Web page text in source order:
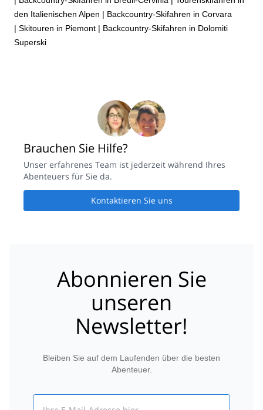
den Italienischen Alpen | Backcountry-Skifahren in Corvara
| Skitouren in Piemont | Backcountry-Skifahren in Dolomiti
Superski
Brauchen Sie Hilfe?
Unser erfahrenes Team ist jederzeit während Ihres
Abenteuers für Sie da.
Kontaktieren Sie uns
Abonnieren Sie
unseren
Newsletter!
Bleiben Sie auf dem Laufenden über die besten
Abenteuer.